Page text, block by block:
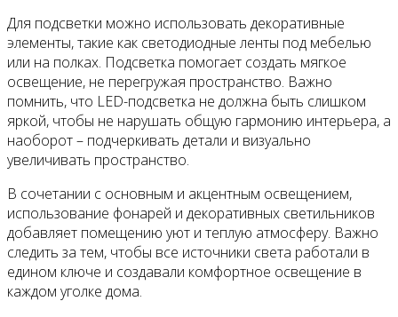
Для подсветки можно использовать декоративные
элементы, такие как светодиодные ленты под мебелью
или на полках. Подсветка помогает создать мягкое
освещение, не перегружая пространство. Важно
помнить, что LED-подсветка не должна быть слишком
яркой, чтобы не нарушать общую гармонию интерьера, а
наоборот – подчеркивать детали и визуально
увеличивать пространство.
В сочетании с основным и акцентным освещением,
использование фонарей и декоративных светильников
добавляет помещению уют и теплую атмосферу. Важно
следить за тем, чтобы все источники света работали в
едином ключе и создавали комфортное освещение в
каждом уголке дома.